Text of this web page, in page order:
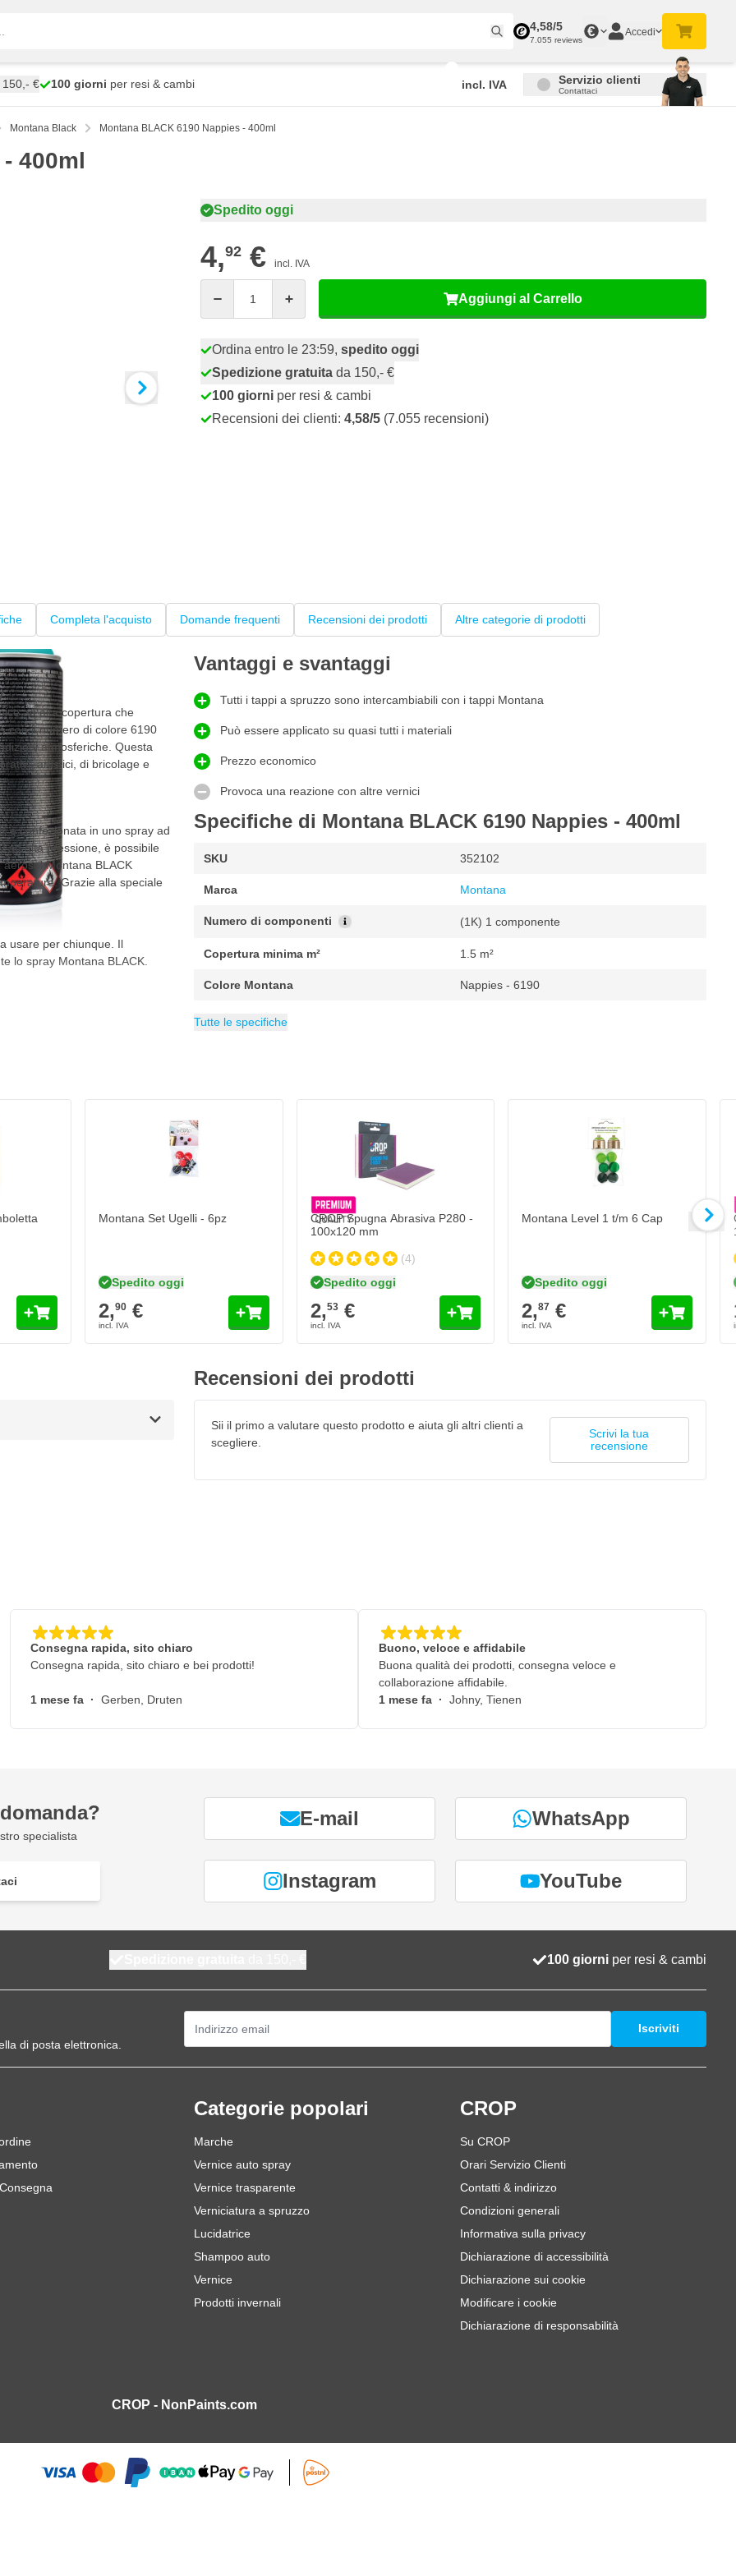
4,58/5
7.055 reviews
€ Accedi
150,- € 100 giorni per resi & cambi incl. IVA Servizio clienti
Contattaci
Montana Black Montana BLACK 6190 Nappies - 400ml
400ml
Spedito oggi
4,92 € incl. IVA
Aggiungi al Carrello
Ordina entro le 23:59, spedito oggi
Spedizione gratuita da 150,- €
100 giorni per resi & cambi
Recensioni dei clienti: 4,58/5 (7.055 recensioni)
Completa l'acquisto Domande frequenti Recensioni dei prodotti Altre categorie di prodotti
ad alta copertura che
con il numero di colore 6190
atmosferiche. Questa
artistici, di bricolage e
è confezionata in uno spray ad
ad alta pressione, è possibile
Montana BLACK
Grazie alla speciale
usare per chiunque. Il
lo spray Montana BLACK.
Vantaggi e svantaggi
Tutti i tappi a spruzzo sono intercambiabili con i tappi Montana
Può essere applicato su quasi tutti i materiali
Prezzo economico
Provoca una reazione con altre vernici
Specifiche di Montana BLACK 6190 Nappies - 400ml
SKU 352102
Marca Montana
Numero di componenti (1K) 1 componente
Copertura minima m² 1.5 m²
Colore Montana Nappies - 6190
Peso 400 g
Copertura massima m²
EAN 4048500352102
Contenuto
Indice di brillantezza
Categoria
Tutte le specifiche
Montana Set Ugelli - 6pz
Spedito oggi
2,90 €
CROP Spugna Abrasiva P280 -
100x120 mm
(4)
Spedito oggi
2,53€
Montana Level 1 t/m 6 Cap
Spedito oggi
2,87 €
Recensioni dei prodotti
Sii il primo a valutare questo prodotto e aiuta gli altri clienti a
scegliere.
Scrivi la tua
recensione
Consegna rapida, sito chiaro
Consegna rapida, sito chiaro e bei prodotti!
1 mese fa · Gerben, Druten
Buono, veloce e affidabile
Buona qualità dei prodotti, consegna veloce e
collaborazione affidabile.
1 mese fa · Johny, Tienen
specialista
E-mail WhatsApp
Instagram YouTube
100 giorni per resi & cambi
di posta elettronica.
Iscriviti
Categorie popolari
Marche
Vernice auto spray
Vernice trasparente
Verniciatura a spruzzo
Lucidatrice
Shampoo auto
Vernice
Prodotti invernali
CROP
Su CROP
Orari Servizio Clienti
Contatti & indirizzo
Condizioni generali
Informativa sulla privacy
Dichiarazione di accessibilità
Dichiarazione sui cookie
Modificare i cookie
Dichiarazione di responsabilità
CROP - NonPaints.com